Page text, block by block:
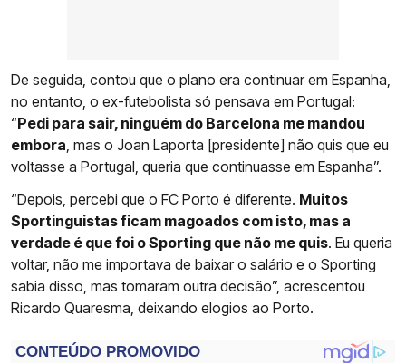
De seguida, contou que o plano era continuar em Espanha,
no entanto, o ex-futebolista só pensava em Portugal:
“Pedi para sair, ninguém do Barcelona me mandou
embora, mas o Joan Laporta [presidente] não quis que eu
voltasse a Portugal, queria que continuasse em Espanha”.
“Depois, percebi que o FC Porto é diferente. Muitos
Sportinguistas ficam magoados com isto, mas a
verdade é que foi o Sporting que não me quis. Eu queria
voltar, não me importava de baixar o salário e o Sporting
sabia disso, mas tomaram outra decisão”, acrescentou
Ricardo Quaresma, deixando elogios ao Porto.